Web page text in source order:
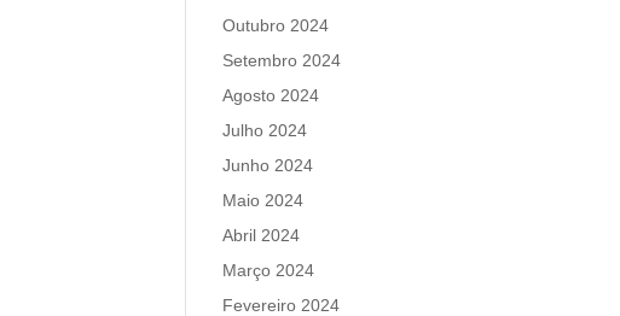
Outubro 2024
Setembro 2024
Agosto 2024
Julho 2024
Junho 2024
Maio 2024
Abril 2024
Março 2024
Fevereiro 2024